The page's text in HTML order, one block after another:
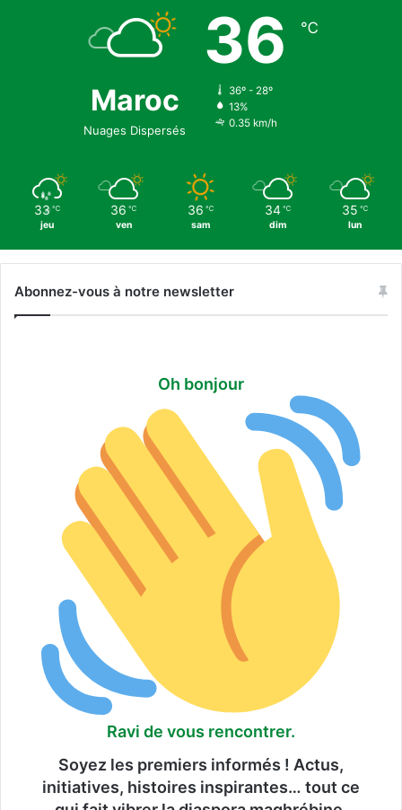
Maroc
Nuages Dispersés
36 ℃
36º - 28º
13%
0.35 km/h
33 ℃
jeu
36 ℃
ven
36 ℃
sam
34 ℃
dim
35 ℃
lun
Abonnez-vous à notre newsletter
Oh bonjour
Ravi de vous rencontrer.
Soyez les premiers informés ! Actus,
initiatives, histoires inspirantes… tout ce